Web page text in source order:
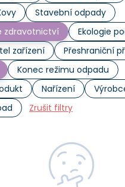
Stavební odpady
zdravotnictví
Ekologie
zařízení
Přeshraniční
Konec režimu odpadu
Nařízení
Zrušit filtry